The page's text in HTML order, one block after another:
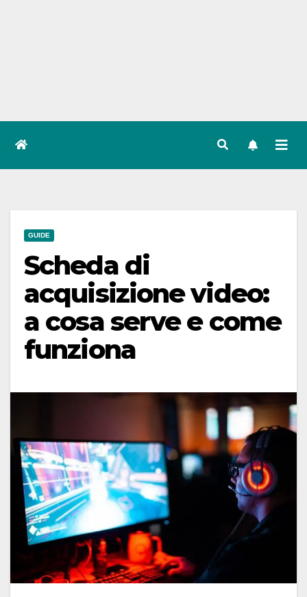
GUIDE
Scheda di
acquisizione video:
a cosa serve e come
funziona